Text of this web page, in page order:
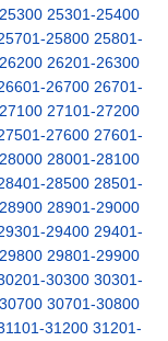
25301-25400
25800 25801-
26201-26300
26700 26701-
27101-27200
27600 27601-
28001-28100
28500 28501-
28901-29000
29400 29401-
29801-29900
30300 30301-
30701-30800
31200 31201-